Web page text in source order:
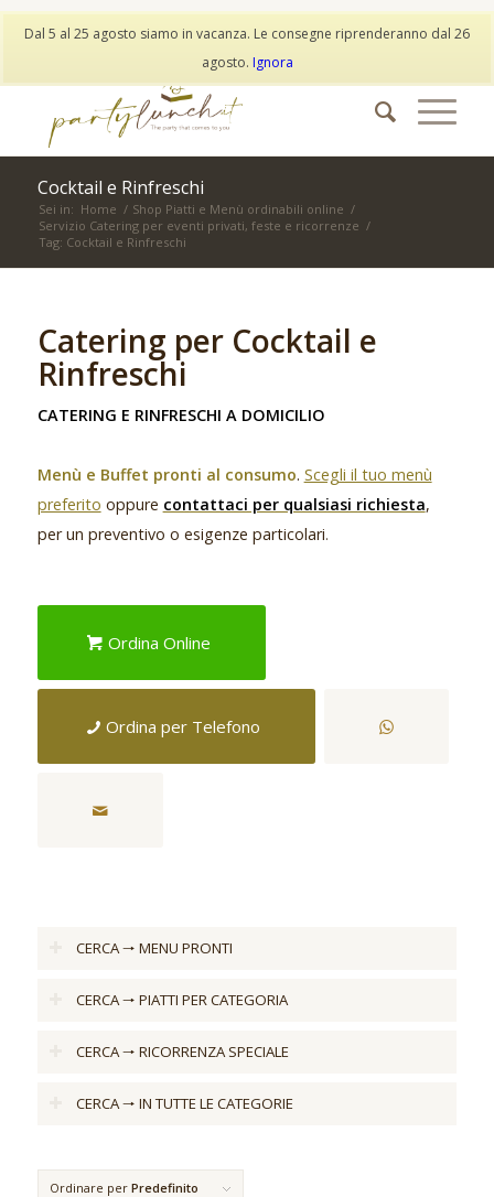
My Account
Wishlist
Cocktail e Rinfreschi
Sei in: Home / Shop Piatti e Menù ordinabili online /
Servizio Catering per eventi privati, feste e ricorrenze /
Tag: Cocktail e Rinfreschi
Catering per Cocktail e
Rinfreschi
CATERING E RINFRESCHI A DOMICILIO
Menù e Buffet pronti al consumo. Scegli il tuo menù
preferito oppure contattaci per qualsiasi richiesta,
per un preventivo o esigenze particolari.
Ordina Online
Ordina per Telefono
CERCA 🠒 MENU PRONTI
CERCA 🠒 PIATTI PER CATEGORIA
CERCA 🠒 RICORRENZA SPECIALE
CERCA 🠒 IN TUTTE LE CATEGORIE
Ordinare per Predefinito
Dal 5 al 25 agosto siamo in vacanza. Le consegne riprenderanno dal 26
agosto. Ignora